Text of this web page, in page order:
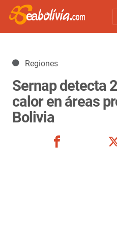
Detalles
Regiones
Sernap detecta
calor en áreas
Bolivia